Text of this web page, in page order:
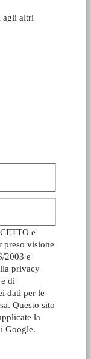
agli altri
e
preso visione
2003 e
privacy
e di
dati per le
Questo sito
la
Google.